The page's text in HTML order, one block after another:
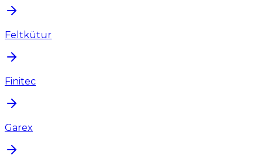
Feltkütur
Finitec
Garex